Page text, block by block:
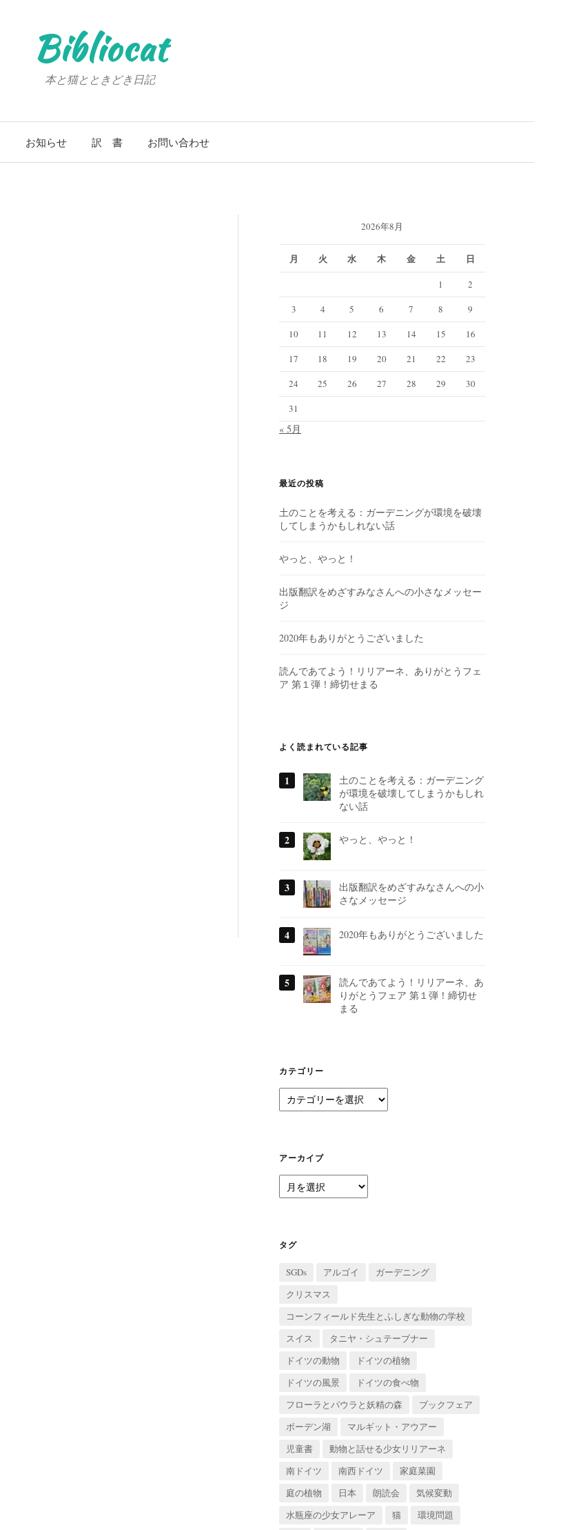
Bibliocat
本と猫とときどき日記
お知らせ 訳 書 お問い合わせ
検
2026年8月
月 火 水 木 金 土 日
1
2
3
4 5 6 7 8
9
10
11 12 13 14 15
16
17
18 19 20 21 22
23
24
25 26 27 28 29
30
31
« 5月
最近の投稿
土のことを考える：ガーデニングが環境を破壊
してしまうかもしれない話
やっと、やっと！
出版翻訳をめざすみなさんへの小さなメッセー
ジ
2020年もありがとうございました
読んであてよう！リリアーネ、ありがとうフェ
ア 第１弾！締切せまる
よく読まれている記事
土のことを考える：ガーデニング
が環境を破壊してしまうかもしれ
ない話
やっと、やっと！
出版翻訳をめざすみなさんへの小
さなメッセージ
2020年もありがとうございました
読んであてよう！リリアーネ、あ
りがとうフェア 第１弾！締切せ
まる
カテゴリー
テ
ー
アーカイブ
ー
ブ
タグ
SGDs アルゴイ
ガーデニング
クリスマス
コーンフィールド先生とふしぎな動物の学校
スイス
タニヤ・シュテーブナー
ドイツの動物
ドイツの植物
ドイツの風景
ドイツの食べ物
フローラとパウラと妖精の森
ブックフェア
ボーデン湖
マルギット・アウアー
児童書
動物と話せる少女リリアーネ
南ドイツ
南西ドイツ
家庭菜園
庭の植物
日本 朗読会
気候変動
水瓶座の少女アレーア
猫
環境問題